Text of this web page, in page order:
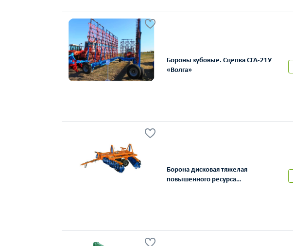
Бороны зубовые. Сцепка СГА-21У
«Волга»
Борона дисковая тяжелая
повышенного ресурса